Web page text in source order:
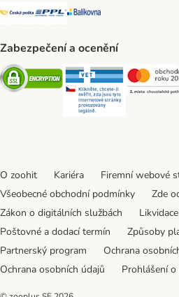
Česká pošta Shipping Method
PPL Shipping Method
Balíkovna
Zabezpečení a ocenění
Security Security
O zoohit Kariéra Firemní webové
Všeobecné obchodní podmínky
Zde
Zákon o digitálních službách
Poštovné a dodací termín
Způsoby
Partnerský program
Ochrana
Ochrana osobních údajů
Prohlášení